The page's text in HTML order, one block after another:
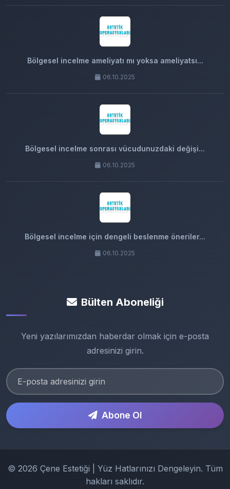
Bölgesel incelme ameliyatı mı yoksa ameliyatsı...
06.10.2025
Bölgesel incelme sonrası vücudunuzdaki değişi...
06.10.2025
Bölgesel incelme için dengeli beslenme öneriler...
06.10.2025
Bülten Aboneliği
Yeni yazılarımızdan haberdar olmak için e-posta
adresinizi girin.
Abone Ol
© 2026 Çene Estetiği | Yüz Hatlarınızı Dengeleyin. Tüm
hakları saklıdır.